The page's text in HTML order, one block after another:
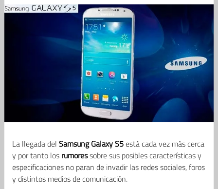
La llegada del Samsung Galaxy S5está cada vez más cerca
y por tanto los rumoressobre sus posibles características y
especificaciones no paran de invadir las redes sociales, foros
y distintos medios de comunicación.